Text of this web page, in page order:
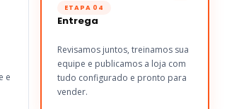
e
ETAPA 04
Entrega
Revisamos juntos, treinamos sua
equipe e publicamos a loja com
tudo configurado e pronto para
vender.